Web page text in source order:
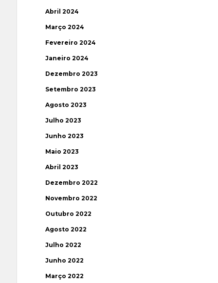
Abril 2024
Março 2024
Fevereiro 2024
Janeiro 2024
Dezembro 2023
Setembro 2023
Agosto 2023
Julho 2023
Junho 2023
Maio 2023
Abril 2023
Dezembro 2022
Novembro 2022
Outubro 2022
Agosto 2022
Julho 2022
Junho 2022
Março 2022